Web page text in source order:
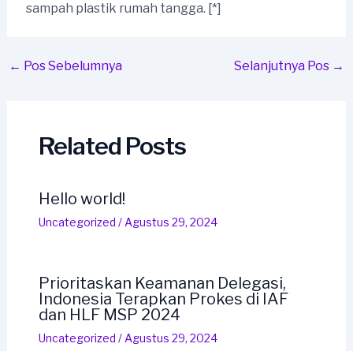
sampah plastik rumah tangga. [*]
Post
← Pos Sebelumnya Selanjutnya Pos →
Related Posts
Hello world!
Uncategorized / Agustus 29, 2024
Prioritaskan Keamanan Delegasi,
Indonesia Terapkan Prokes di IAF
dan HLF MSP 2024
Uncategorized / Agustus 29, 2024